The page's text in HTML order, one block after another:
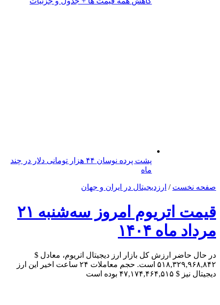
پشت پرده نوسان ۴۴ هزار تومانی دلار در چند
ماه
صفحه نخست / ارزدیجیتال در ایران و جهان
قیمت اتریوم امروز سه‌شنبه ۲۱
مرداد ماه ۱۴۰۴
در حال حاضر ارزش کل بازار ارز دیجیتال اتریوم، معادل $
۵۱۸,۳۲۹,۹۶۸,۸۴۲ است. حجم معاملات ۲۴ ساعت اخیر این ارز
دیجیتال نیز $ ۴۷,۱۷۴,۴۶۴,۵۱۵ بوده است